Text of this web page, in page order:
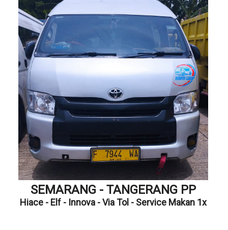
SEMARANG - TANGERANG PP
Hiace - Elf - Innova - Via Tol - Service Makan 1x